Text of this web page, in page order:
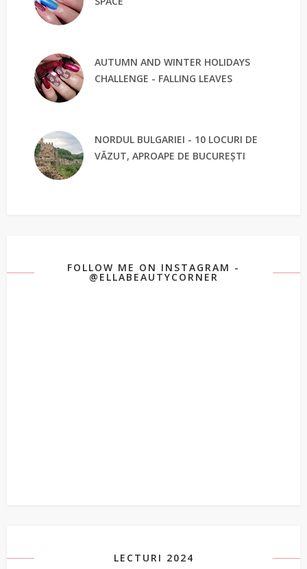
AUTUMN AND WINTER HOLIDAYS
CHALLENGE - FALLING LEAVES
NORDUL BULGARIEI - 10 LOCURI DE
VĂZUT, APROAPE DE BUCUREȘTI
FOLLOW ME ON INSTAGRAM -
@ELLABEAUTYCORNER
LECTURI 2024